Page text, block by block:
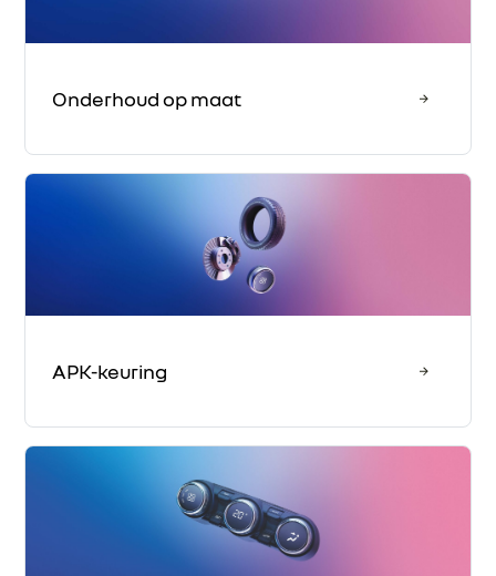
Onderhoud op maat
APK-keuring